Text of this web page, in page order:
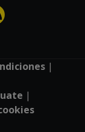
|
|